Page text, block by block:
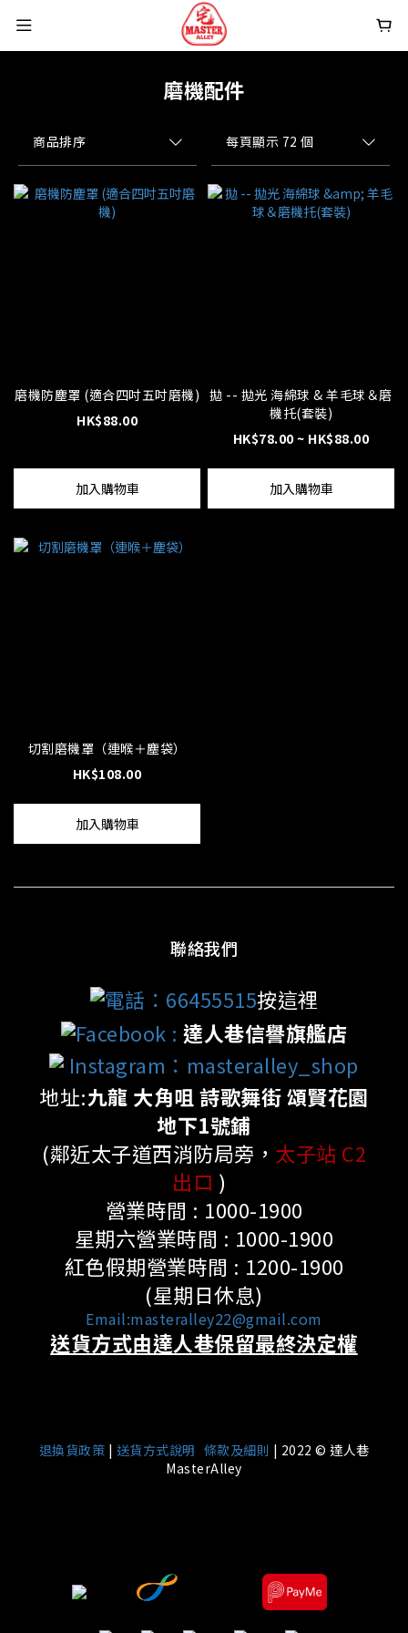
磨機配件
商品排序 每頁顯示 72 個
磨機防塵罩 (適合四吋五吋磨機)
HK$88.00
加入購物車
拋 -- 拋光 海綿球 & 羊毛球＆磨
機托(套裝)
HK$78.00 ~ HK$88.00
加入購物車
切割磨機罩（連喉＋塵袋）
HK$108.00
加入購物車
聯絡我們
電話：66455515按這裡
Facebook :達人巷信譽旗艦店
Instagram：masteralley_shop
地址:九龍 大角咀 詩歌舞街 頌賢花園
地下1號鋪
(鄰近太子道西消防局旁， 太子站 C2
出口 )
營業時間 : 1000-1900
星期六營業時間 : 1000-1900
紅色假期營業時間 : 1200-1900
(星期日休息)
Email:masteralley22@gmail.com
送貨方式由達人巷保留最終決定權
退換貨政策 | 送貨方式說明 條款及細則 | 2022 © 達人巷
MasterAlley